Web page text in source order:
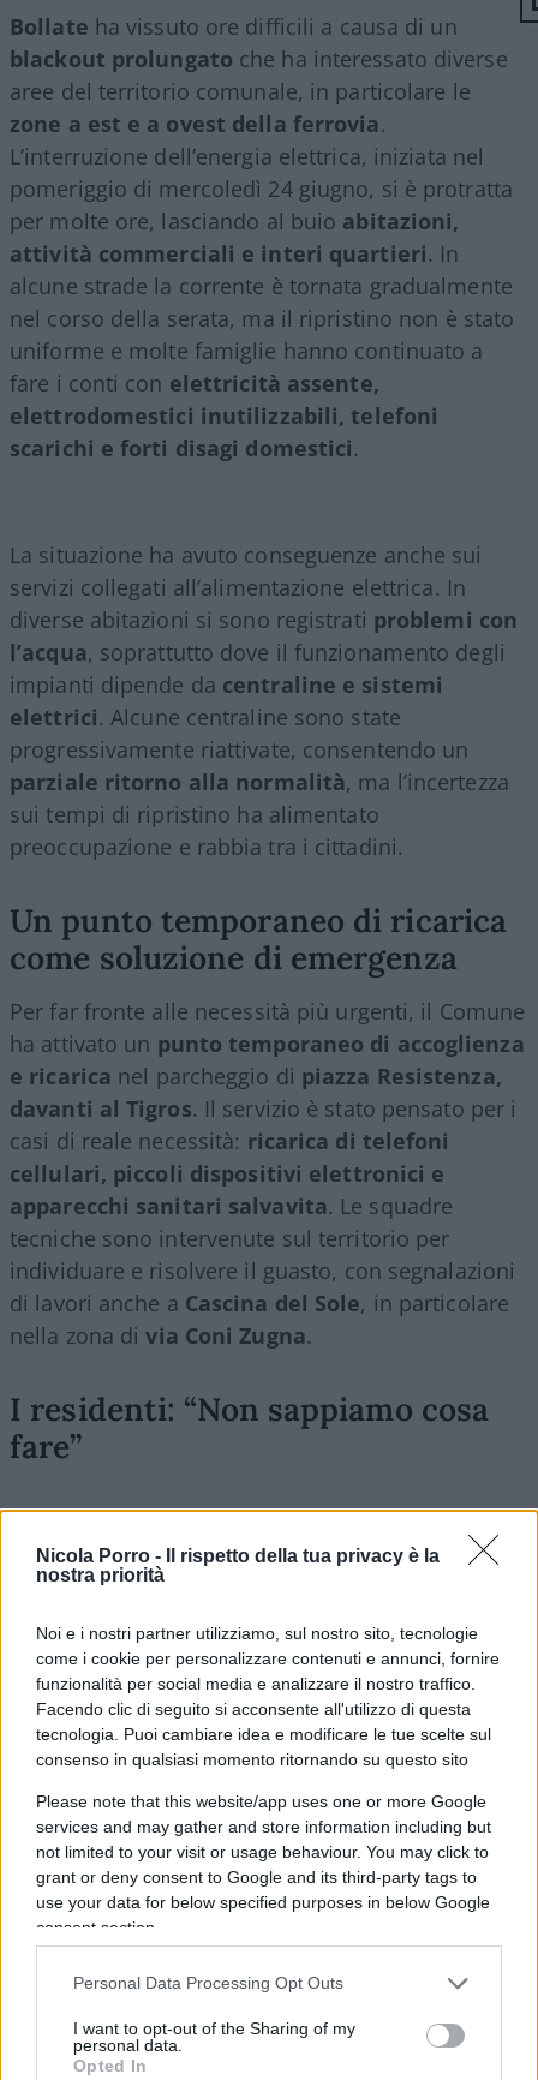
Nicola Porro -
Il rispetto della tua privacy è la
nostra priorità
Noi e i nostri partner utilizziamo, sul nostro sito, tecnologie
come i cookie per personalizzare contenuti e annunci, fornire
funzionalità per social media e analizzare il nostro traffico.
Facendo clic di seguito si acconsente all'utilizzo di questa
tecnologia. Puoi cambiare idea e modificare le tue scelte sul
consenso in qualsiasi momento ritornando su questo sito
Please note that this website/app uses one or more Google
services and may gather and store information including but
not limited to your visit or usage behaviour. You may click to
grant or deny consent to Google and its third-party tags to
use your data for below specified purposes in below Google
consent section.
Personal Data Processing Opt Outs
I want to opt-out of the Sharing of my
personal data.
Opted In
Bollate ha vissuto ore difficili a causa di un
blackout prolungato che ha interessato diverse
aree del territorio comunale, in particolare le
zone a est e a ovest della ferrovia.
L’interruzione dell’energia elettrica, iniziata nel
pomeriggio di mercoledì 24 giugno, si è protratta
per molte ore, lasciando al buio abitazioni,
attività commerciali e interi quartieri. In
alcune strade la corrente è tornata gradualmente
nel corso della serata, ma il ripristino non è stato
uniforme e molte famiglie hanno continuato a
fare i conti con elettricità assente,
elettrodomestici inutilizzabili, telefoni
scarichi e forti disagi domestici.
La situazione ha avuto conseguenze anche sui
servizi collegati all’alimentazione elettrica. In
diverse abitazioni si sono registrati problemi con
l’acqua, soprattutto dove il funzionamento degli
impianti dipende da centraline e sistemi
elettrici. Alcune centraline sono state
progressivamente riattivate, consentendo un
parziale ritorno alla normalità, ma l’incertezza
sui tempi di ripristino ha alimentato
preoccupazione e rabbia tra i cittadini.
Un punto temporaneo di ricarica
come soluzione di emergenza
Per far fronte alle necessità più urgenti, il Comune
ha attivato un punto temporaneo di accoglienza
e ricarica nel parcheggio di piazza Resistenza,
davanti al Tigros. Il servizio è stato pensato per i
casi di reale necessità: ricarica di telefoni
cellulari, piccoli dispositivi elettronici e
apparecchi sanitari salvavita. Le squadre
tecniche sono intervenute sul territorio per
individuare e risolvere il guasto, con segnalazioni
di lavori anche a Cascina del Sole, in particolare
nella zona divia Coni Zugna.
I residenti: “Non sappiamo cosa
fare”
Nonostante gli interventi, per diverse ore molti
residenti hanno denunciato l’assenza di
e di indicazioni precise sui tempi di ritorno alla
normalità. Il malcontento si è concentrato non
solo sul gestore della rete, ma anche sulla
gestione istituzionale dell’emergenza. In una crisi
di questo tipo, infatti,non basta riparare il
guasto: serve anche una comunicazione
pubblica costante, visibile e facilmente
accessibile.
Il primo banco di prova per la
nuova sindaca Nizzola
Il blackout arriva in un momento politicamente
delicato per Bollate. La nuova sindaca
Carolina